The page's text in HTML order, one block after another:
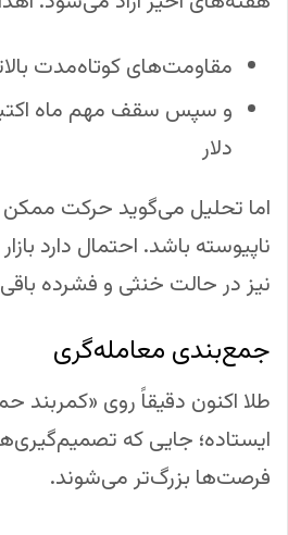
مقاومت‌های کوتاه‌مدت
دلار
اما تحلیل می‌گوید حرکت
ناپیوسته باشد. احتمال دارد
نیز در حالت خنثی و فشرده
جمع‌بندی معامله‌گری
طلا اکنون دقیقاً روی «کمربند
ایستاده؛ جایی که
فرصت‌ها بزرگ‌تر می‌شوند.